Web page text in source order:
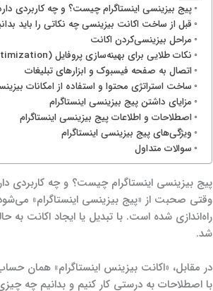
پیج بیزینسی اینستاگرام چیست؟ و چه کاربردی
قبل از ساخت اکانت بیزینسی چه نکاتی را باید
مراحل بیزینسی‌کردن اکانت
نکات طلایی برای بهینه‌سازی پروفایل (Optimization)
اتصال به صفحه فیسبوک و ابزارهای تبلیغات
ساخت استراتژی محتوا و استفاده از امکانات
مزایای داشتن پیج بیزینسی اینستاگرام
اصطلاحات و اطلاعات پیج بیزینسی اینستاگرام
ویژگی‌های پیج بیزینسی اینستاگرام
سوالات متداول
پیج بیزینسی اینستاگرام چیست؟ و چه کاربردی
شد.
در مقابل، «اکانت بیزینس اینستاگرام» همان
با اصطلاحات به درستی کار کنیم و بدانیم چه